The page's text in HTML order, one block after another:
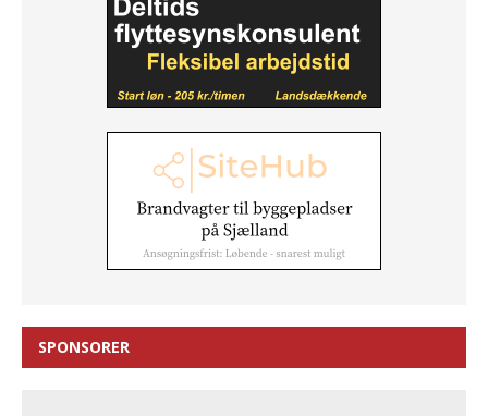
SPONSORER